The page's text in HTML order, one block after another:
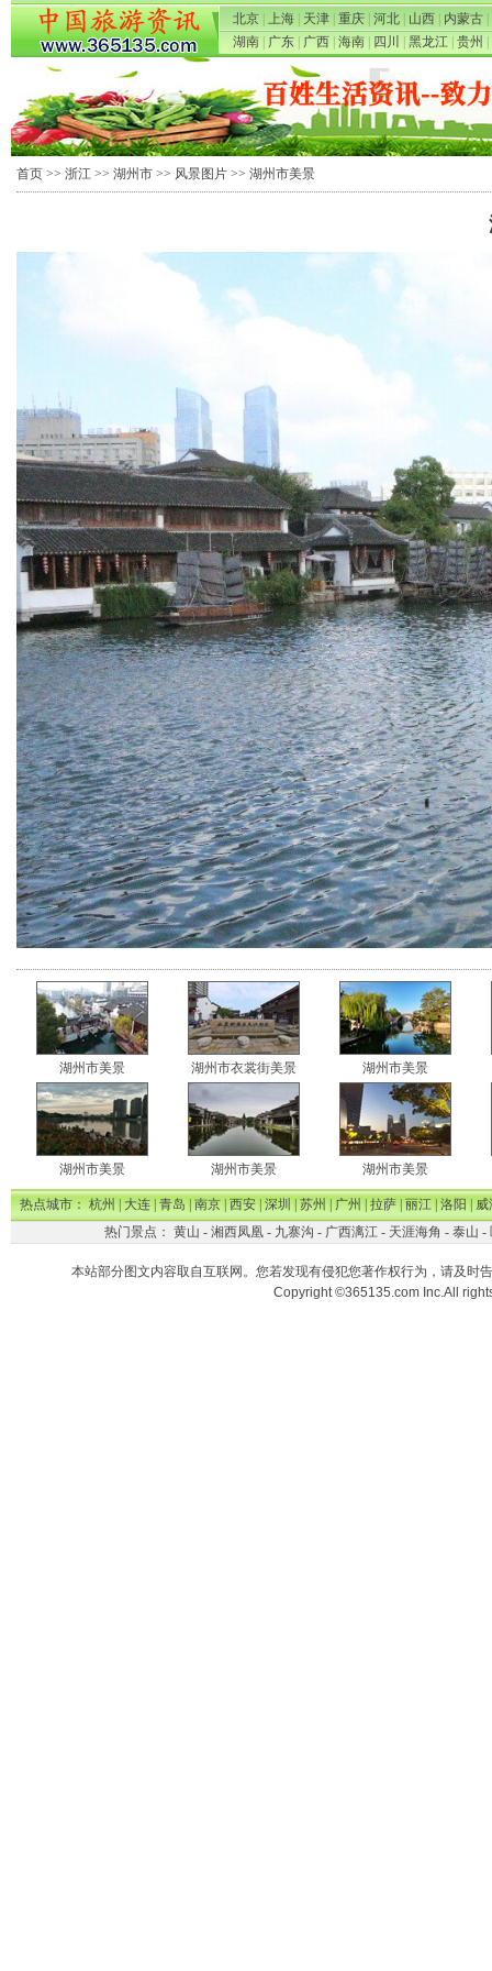
北京 上海 天津 重庆 河北 山西 内蒙古
湖南
广东 广西 海南 四川 黑龙江 贵州
首页 >> 浙江 >> 湖州市 >> 风景图片 >> 湖州市美景
湖州市美景 湖州市衣裳街美景 湖州市美景
湖州市美景 湖州市美景 湖州市美景
热点城市：杭州|大连|青岛|南京|西安|深圳|苏州|广州|拉萨|丽江|洛阳|威
热门景点： 黄山 - 湘西凤凰- 九寨沟 - 广西漓江- 天涯海角 - 泰山 -
本站部分图文内容取自互联网。您若发现有侵犯您著作权行为，请及时
Copyright ©365135.com Inc.All